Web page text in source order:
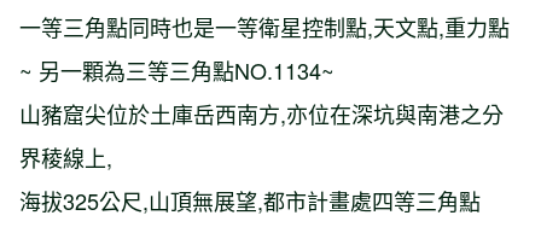
一等三角點同時也是一等衛星控制點,天文點,重力點
~ 另一顆為三等三角點NO.1134~
山豬窟尖位於土庫岳西南方,亦位在深坑與南港之分
界稜線上,
海拔325公尺,山頂無展望,都市計畫處四等三角點